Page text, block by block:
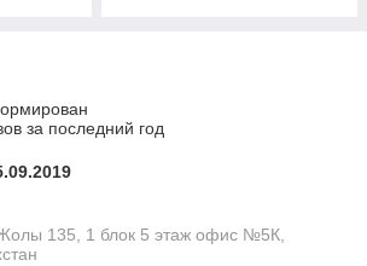
за последний год
135, 1 блок 5 этаж офис №5К,